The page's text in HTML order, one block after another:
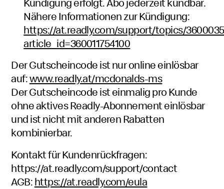
Nähere Informationen zur Kündigung:
https://at.readly.com/support/topics/
article_id=360011754100
Der Gutscheincode ist nur online einlösbar
auf:www.readly.at/mcdonalds-ms
Der Gutscheincode ist einmalig pro Kunde
ohne aktives Readly-Abonnement einlösbar
und ist nicht mit anderen Rabatten
kombinierbar.
Kontakt für Kundenrückfragen:
https://at.readly.com/support/contact
AGB:https://at.readly.com/eula